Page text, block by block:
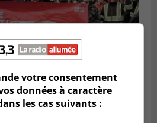
pour protéger son
votre consentement
données à caractère
les cas suivants :